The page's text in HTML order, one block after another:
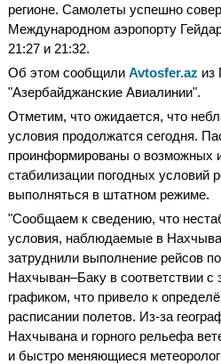
регионе. Самолеты успешно
Международном аэропорту
21:27 и 21:32.
Об этом сообщили Avtosfer.az из
"Азербайджанские Авиалинии".
Отметим, что ожидается, что
условия продолжатся сегодня.
проинформированы о возможных
стабилизации погодных условий
выполняться в штатном режиме.
"Сообщаем к сведению, что
условия, наблюдаемые в
затруднили выполнение рейсов
Нахчыван–Баку в соответствии с
графиком, что привело к
расписании полетов. Из-за
Нахчывана и горного рельефа
и быстро меняющиеся